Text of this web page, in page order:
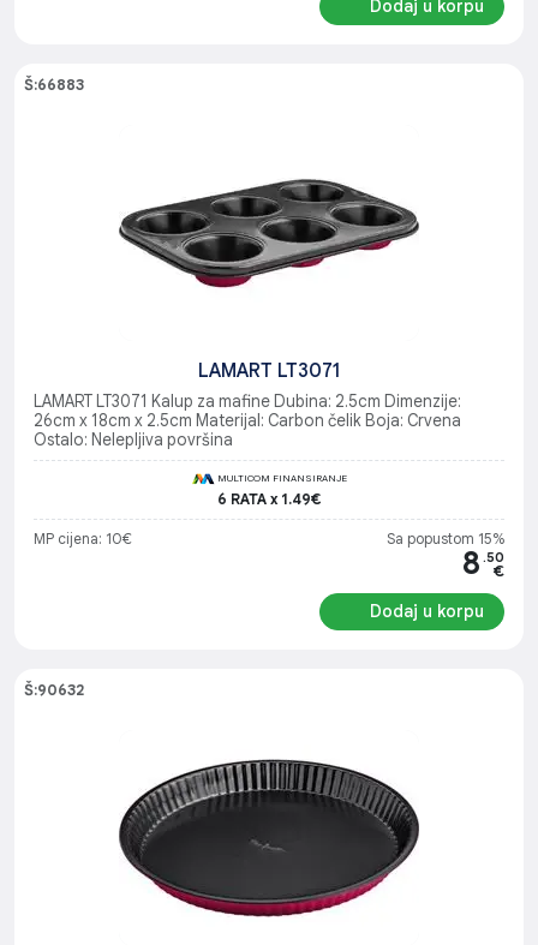
Dodaj u korpu
Š:66883
LAMART LT3071
LAMART LT3071 Kalup za mafine Dubina: 2.5cm Dimenzije:
26cm x 18cm x 2.5cm Materijal: Carbon čelik Boja: Crvena
Ostalo: Nelepljiva površina
MULTICOM FINANSIRANJE
6 RATA x 1.49€
MP cijena: 10€ Sa popustom 15%
8 .50
€
Dodaj u korpu
Š:90632